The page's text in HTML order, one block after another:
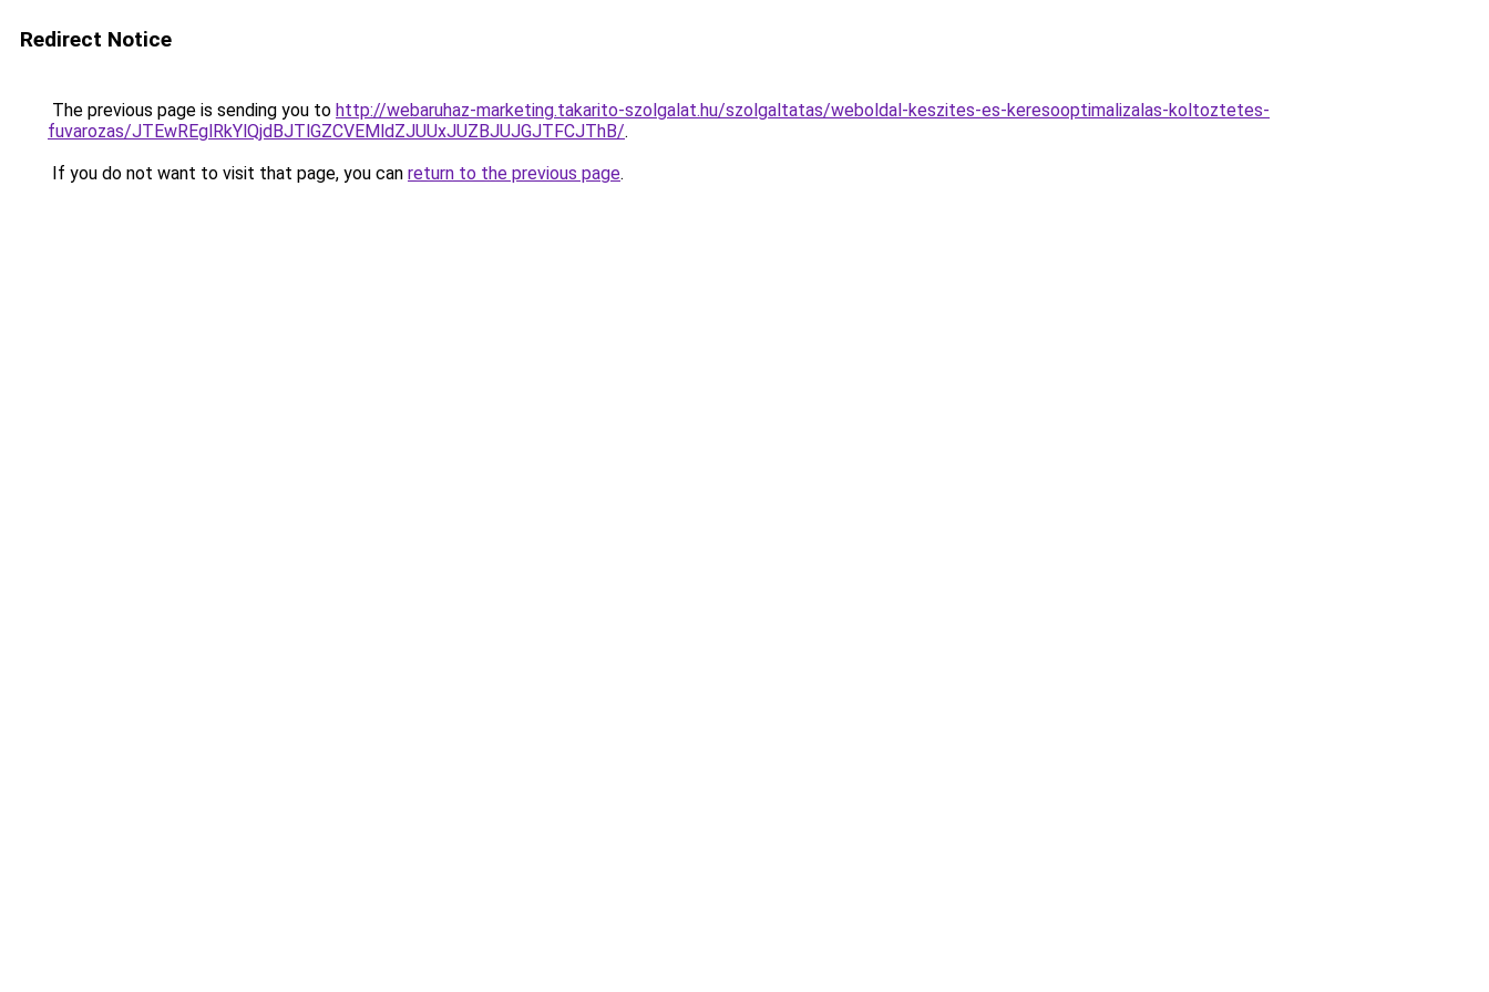
Redirect Notice
The previous page is sending you to http://webaruhaz-marketing.takarito-szolgalat.hu/szolgaltatas/weboldal-keszites-es-keresooptimalizalas-koltoztetes-
fuvarozas/JTEwREglRkYlQjdBJTlGZCVEMldZJUUxJUZBJUJGJTFCJThB/.
If you do not want to visit that page, you can return to the previous page.